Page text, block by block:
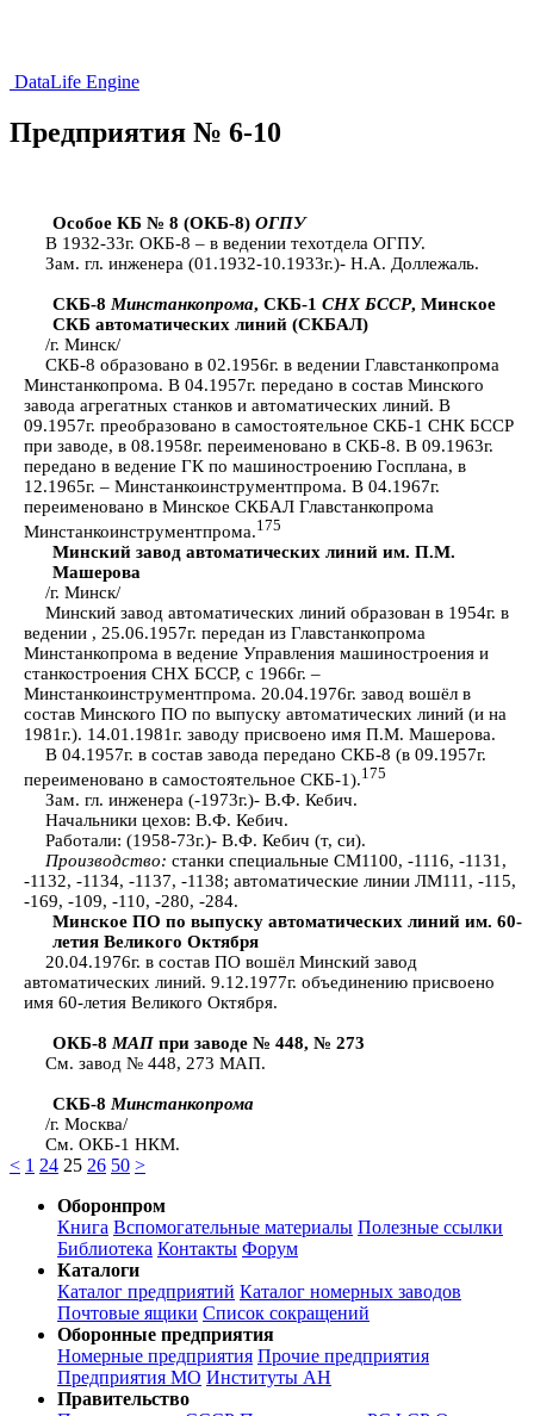
DataLife Engine
Предприятия № 6-10
Особое КБ № 8 (ОКБ-8)ОГПУ
В 1932-33г. ОКБ-8 – в ведении техотдела ОГПУ.
Зам. гл. инженера (01.1932-10.1933г.)- Н.А. Доллежаль.
СКБ-8 Минстанкопрома, СКБ-1СНХ БССР, Минское
СКБ автоматических линий (СКБАЛ)
/г. Минск/
СКБ-8 образовано в 02.1956г. в ведении Главстанкопрома
Минстанкопрома. В 04.1957г. передано в состав Минского
завода агрегатных станков и автоматических линий. В
09.1957г. преобразовано в самостоятельное СКБ-1 СНК БССР
при заводе, в 08.1958г. переименовано в СКБ-8. В 09.1963г.
передано в ведение ГК по машиностроению Госплана, в
12.1965г. – Минстанкоинструментпрома. В 04.1967г.
переименовано в Минское СКБАЛ Главстанкопрома
Минстанкоинструментпрома.175
Минский завод автоматических линий им. П.М.
Машерова
/г. Минск/
Минский завод автоматических линий образован в 1954г. в
ведении , 25.06.1957г. передан из Главстанкопрома
Минстанкопрома в ведение Управления машиностроения и
станкостроения СНХ БССР, с 1966г. –
Минстанкоинструментпрома. 20.04.1976г. завод вошёл в
состав Минского ПО по выпуску автоматических линий (и на
1981г.). 14.01.1981г. заводу присвоено имя П.М. Машерова.
В 04.1957г. в состав завода передано СКБ-8 (в 09.1957г.
переименовано в самостоятельное СКБ-1).175
Зам. гл. инженера (-1973г.)- В.Ф. Кебич.
Начальники цехов: В.Ф. Кебич.
Работали: (1958-73г.)- В.Ф. Кебич (т, си).
Производство: станки специальные СМ1100, -1116, -1131,
-1132, -1134, -1137, -1138; автоматические линии ЛМ111, -115,
-169, -109, -110, -280, -284.
Минское ПО по выпуску автоматических линий им. 60-
летия Великого Октября
20.04.1976г. в состав ПО вошёл Минский завод
автоматических линий. 9.12.1977г. объединению присвоено
имя 60-летия Великого Октября.
ОКБ-8 МАП при заводе № 448, № 273
См. завод № 448, 273 МАП.
СКБ-8 Минстанкопрома
/г. Москва/
См. ОКБ-1 НКМ.
< 1 24 25 26 50 >
Оборонпром
Книга Вспомогательные материалы Полезные ссылки
Библиотека Контакты Форум
Каталоги
Каталог предприятий Каталог номерных заводов
Почтовые ящики Список сокращений
Оборонные предприятия
Номерные предприятия Прочие предприятия
Предприятия МО Институты АН
Правительство